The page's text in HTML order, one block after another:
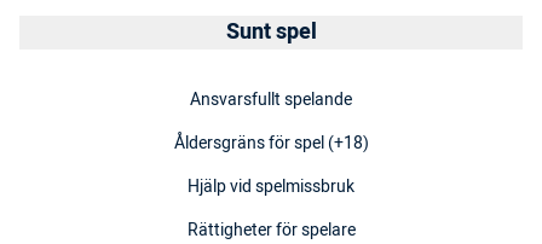
Sunt spel
Ansvarsfullt spelande
Åldersgräns för spel (+18)
Hjälp vid spelmissbruk
Rättigheter för spelare